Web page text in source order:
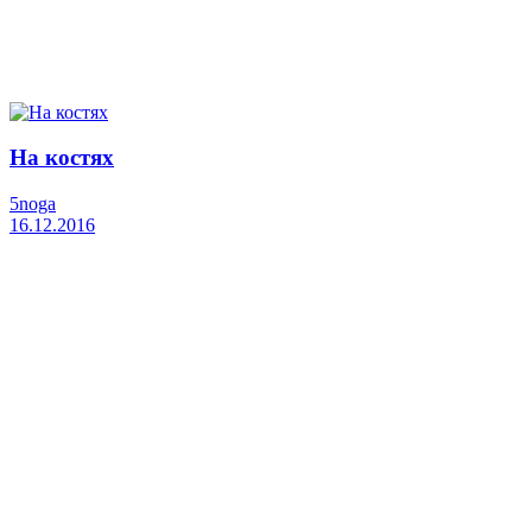
На костях
5noga
16.12.2016